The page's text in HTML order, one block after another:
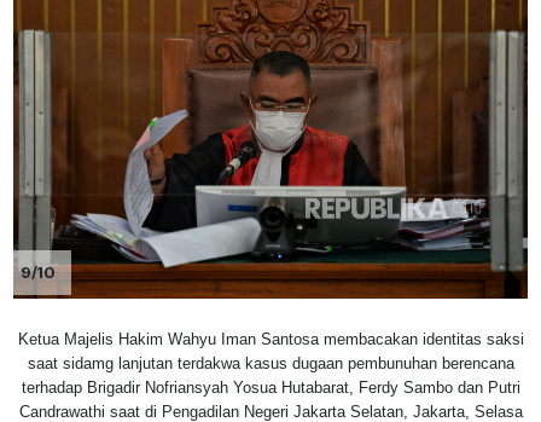
9/10
Ketua Majelis Hakim Wahyu Iman Santosa membacakan identitas saksi
saat sidamg lanjutan terdakwa kasus dugaan pembunuhan berencana
terhadap Brigadir Nofriansyah Yosua Hutabarat, Ferdy Sambo dan Putri
Candrawathi saat di Pengadilan Negeri Jakarta Selatan, Jakarta, Selasa